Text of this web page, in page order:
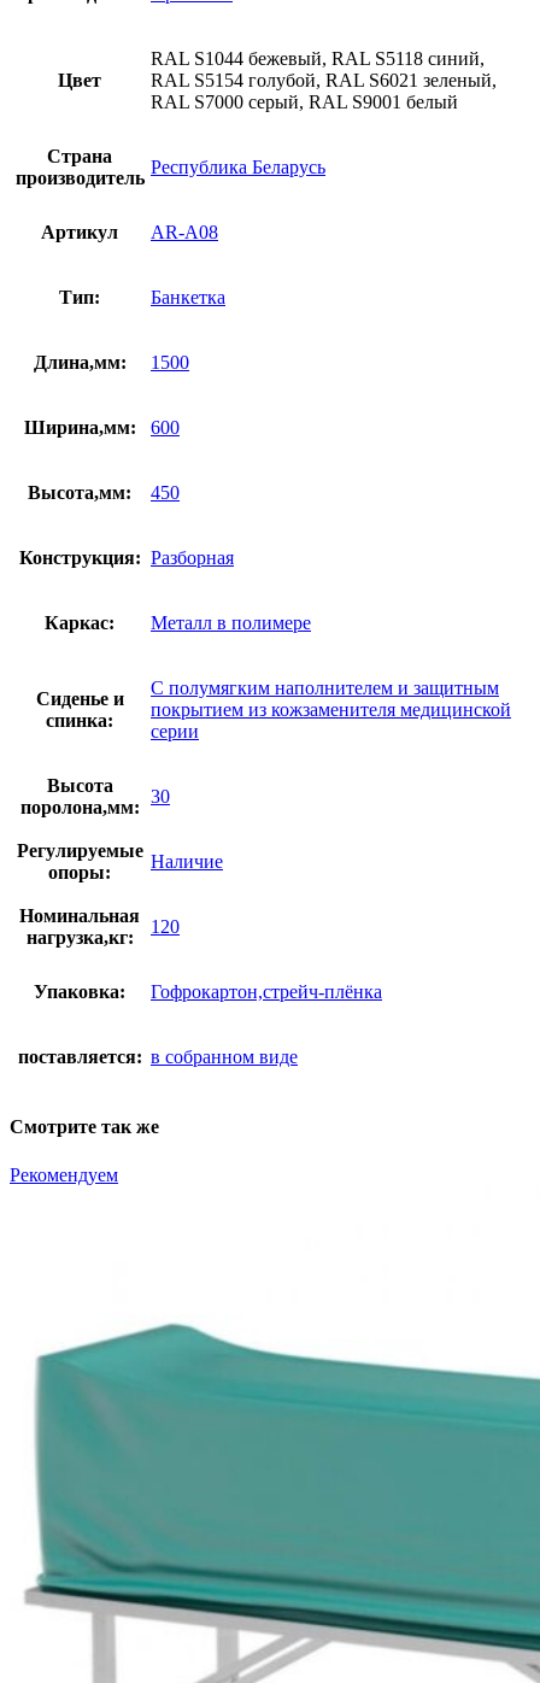
Цвет
RAL S1044 бежевый, RAL S5118 синий,
RAL S5154 голубой, RAL S6021 зеленый,
RAL S7000 серый, RAL S9001 белый
Страна
производитель
Республика Беларусь
Артикул AR-A08
Тип: Банкетка
Длина,мм: 1500
Ширина,мм: 600
Высота,мм: 450
Конструкция: Разборная
Каркас: Металл в полимере
Сиденье и
спинка:
С полумягким наполнителем и защитным
покрытием из кожзаменителя медицинской
серии
Высота
поролона,мм:
30
Регулируемые
опоры:
Наличие
Номинальная
нагрузка,кг:
120
Упаковка: Гофрокартон,стрейч-плёнка
поставляется: в собранном виде
Смотрите так же
Рекомендуем